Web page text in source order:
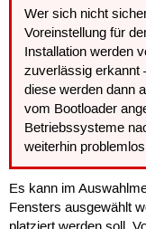
Wer sich nicht
Voreinstellung für
Installation werden
zuverlässig erkannt
diese werden dann
vom Bootloader
Betriebssysteme
weiterhin
Es kann im
Fensters ausgewählt